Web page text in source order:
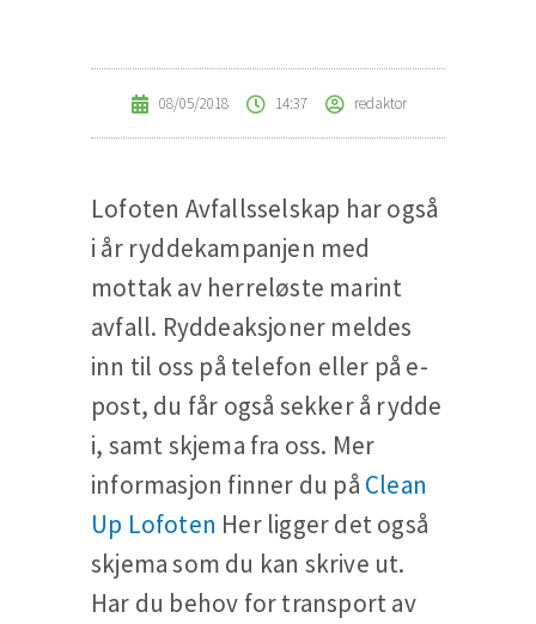
08/05/2018 14:37 redaktor
Lofoten Avfallsselskap har også
i år ryddekampanjen med
mottak av herreløste marint
avfall. Ryddeaksjoner meldes
inn til oss på telefon eller på e-
post, du får også sekker å rydde
i, samt skjema fra oss. Mer
informasjon finner du på Clean
Up Lofoten Her ligger det også
skjema som du kan skrive ut.
Har du behov for transport av